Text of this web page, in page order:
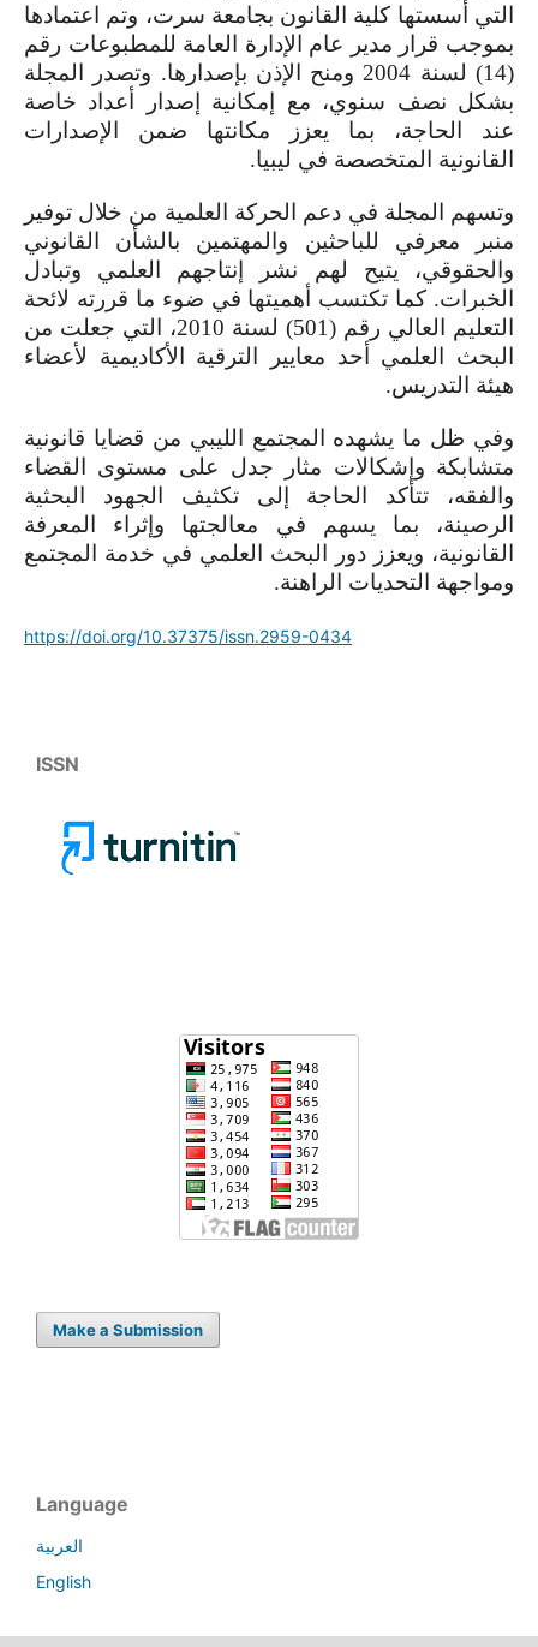
التي أسستها كلية القانون بجامعة سرت، وتم اعتمادها
بموجب قرار مدير عام الإدارة العامة للمطبوعات رقم
(14) لسنة 2004 ومنح الإذن بإصدارها. وتصدر المجلة
بشكل نصف سنوي، مع إمكانية إصدار أعداد خاصة
عند الحاجة، بما يعزز مكانتها ضمن الإصدارات
القانونية المتخصصة في ليبيا.
وتسهم المجلة في دعم الحركة العلمية من خلال توفير
منبر معرفي للباحثين والمهتمين بالشأن القانوني
والحقوقي، يتيح لهم نشر إنتاجهم العلمي وتبادل
الخبرات. كما تكتسب أهميتها في ضوء ما قررته لائحة
التعليم العالي رقم (501) لسنة 2010، التي جعلت من
البحث العلمي أحد معايير الترقية الأكاديمية لأعضاء
هيئة التدريس.
وفي ظل ما يشهده المجتمع الليبي من قضايا قانونية
متشابكة وإشكالات مثار جدل على مستوى القضاء
والفقه، تتأكد الحاجة إلى تكثيف الجهود البحثية
الرصينة، بما يسهم في معالجتها وإثراء المعرفة
القانونية، ويعزز دور البحث العلمي في خدمة المجتمع
ومواجهة التحديات الراهنة.
https://doi.org/10.37375/issn.2959-0434
ISSN
Make a Submission
Language
العربية
English